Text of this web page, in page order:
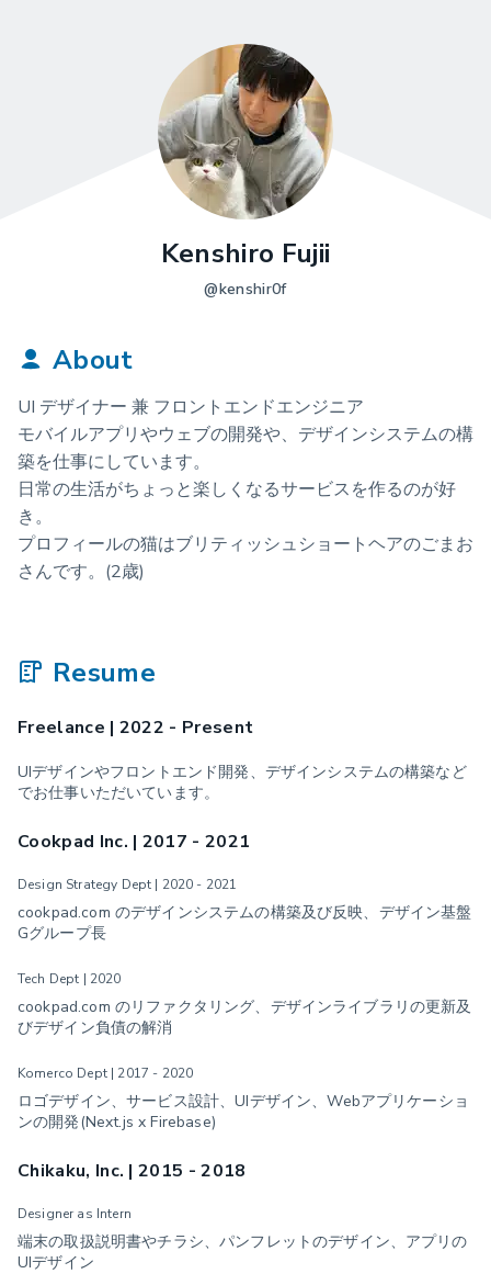
Kenshiro Fujii
@kenshir0f
About
UI デザイナー 兼 フロントエンドエンジニア
モバイルアプリやウェブの開発や、デザインシステムの構
築を仕事にしています。
日常の生活がちょっと楽しくなるサービスを作るのが好
き。
プロフィールの猫はブリティッシュショートヘアのごまお
さんです。(2歳)
Resume
Freelance | 2022 - Present
UIデザインやフロントエンド開発、デザインシステムの構築など
でお仕事いただいています。
Cookpad Inc. | 2017 - 2021
Design Strategy Dept | 2020 - 2021
cookpad.com のデザインシステムの構築及び反映、デザイン基盤
Gグループ長
Tech Dept | 2020
cookpad.com のリファクタリング、デザインライブラリの更新及
びデザイン負債の解消
Komerco Dept | 2017 - 2020
ロゴデザイン、サービス設計、UIデザイン、Webアプリケーショ
ンの開発(Next.js x Firebase)
Chikaku, Inc. | 2015 - 2018
Designer as Intern
端末の取扱説明書やチラシ、パンフレットのデザイン、アプリの
UIデザイン